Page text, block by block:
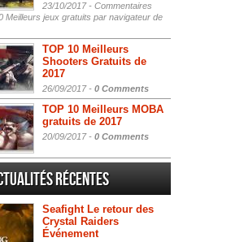
23/10/2017 - Commentaires
Meilleurs jeux gratuits par navigateur de
TOP 10 Meilleurs
Shooters Gratuits de
2017
26/09/2017 - 0 Comments
TOP 10 Meilleurs MOBA
gratuits de 2017
20/09/2017 - 0 Comments
Récentes
Seafight Le retour des
Crystal Raiders
Événement